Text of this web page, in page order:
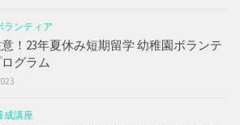
ランティア
！23年夏休み短期留学 幼稚園ボランテ
グラム
成講座